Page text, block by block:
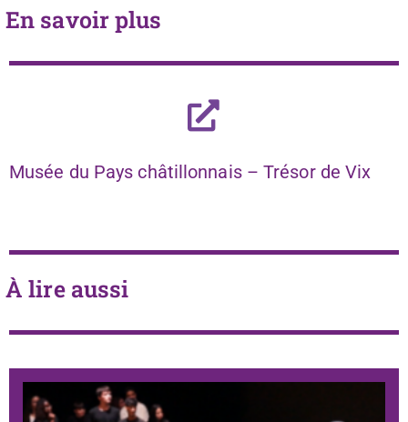
En savoir plus
Musée du Pays châtillonnais – Trésor de Vix
À lire aussi